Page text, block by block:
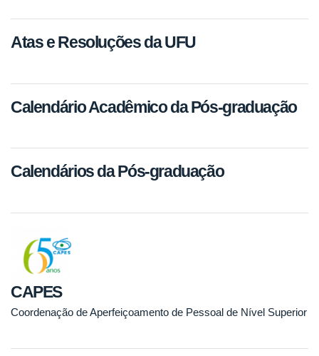
Atas e Resoluções da UFU
Calendário Acadêmico da Pós-graduação
Calendários da Pós-graduação
CAPES
Coordenação de Aperfeiçoamento de Pessoal de Nível Superior